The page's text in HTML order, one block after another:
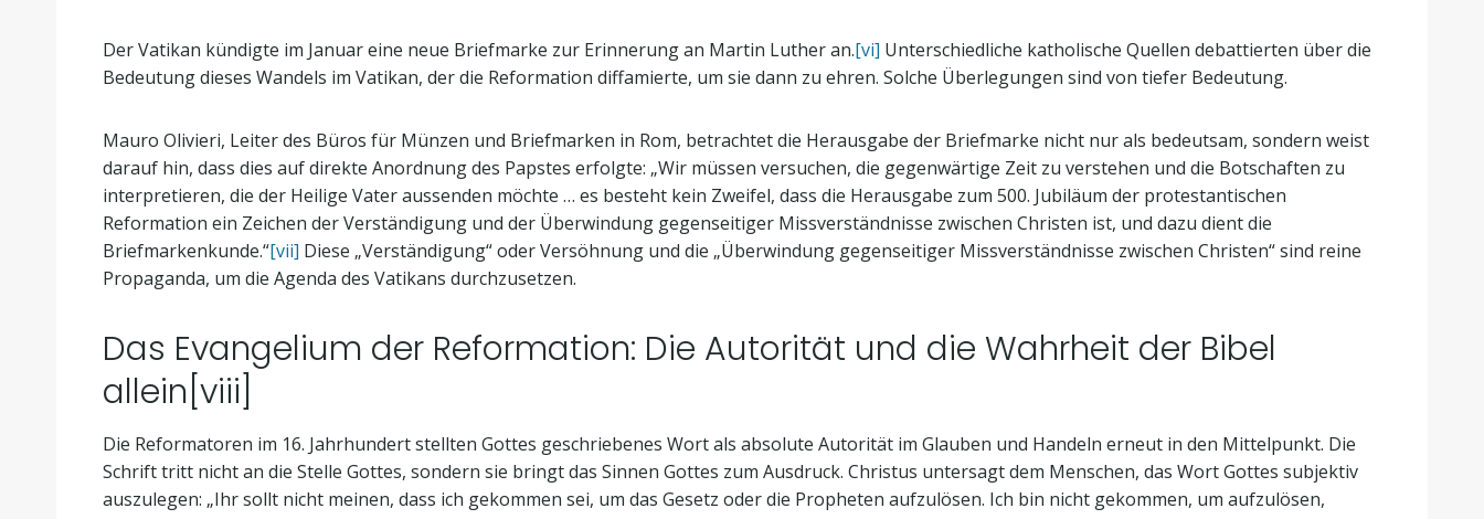
Der Vatikan kündigte im Januar eine neue Briefmarke zur Erinnerung an Martin Luther an.[vi] Unterschiedliche katholische Quellen debattierten über die
Bedeutung dieses Wandels im Vatikan, der die Reformation diffamierte, um sie dann zu ehren. Solche Überlegungen sind von tiefer Bedeutung.
Mauro Olivieri, Leiter des Büros für Münzen und Briefmarken in Rom, betrachtet die Herausgabe der Briefmarke nicht nur als bedeutsam, sondern weist
darauf hin, dass dies auf direkte Anordnung des Papstes erfolgte: „Wir müssen versuchen, die gegenwärtige Zeit zu verstehen und die Botschaften zu
interpretieren, die der Heilige Vater aussenden möchte … es besteht kein Zweifel, dass die Herausgabe zum 500. Jubiläum der protestantischen
Reformation ein Zeichen der Verständigung und der Überwindung gegenseitiger Missverständnisse zwischen Christen ist, und dazu dient die
Briefmarkenkunde.“[vii] Diese „Verständigung“ oder Versöhnung und die „Überwindung gegenseitiger Missverständnisse zwischen Christen“ sind reine
Propaganda, um die Agenda des Vatikans durchzusetzen.
Das Evangelium der Reformation: Die Autorität und die Wahrheit der Bibel
allein [viii]
Die Reformatoren im 16. Jahrhundert stellten Gottes geschriebenes Wort als absolute Autorität im Glauben und Handeln erneut in den Mittelpunkt. Die
Schrift tritt nicht an die Stelle Gottes, sondern sie bringt das Sinnen Gottes zum Ausdruck. Christus untersagt dem Menschen, das Wort Gottes subjektiv
auszulegen: „Ihr sollt nicht meinen, dass ich gekommen sei, um das Gesetz oder die Propheten aufzulösen. Ich bin nicht gekommen, um aufzulösen,